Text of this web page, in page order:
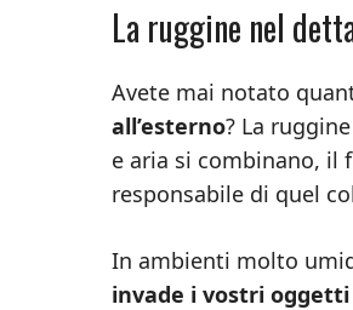
La ruggine nel
Avete mai notato
all’esterno? La
e aria si combinano, il
responsabile di quel
In ambienti molto
invade i vostri